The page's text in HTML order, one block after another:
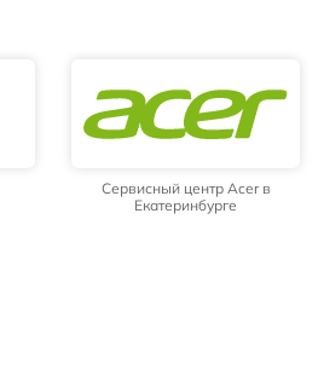
Сервисный центр Acer в
Екатеринбурге